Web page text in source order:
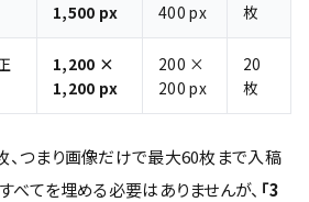
1,500 px
400 px
枚
1,200 ×
1,200 px
200 ×
200 px
20
枚
つまり画像だけで最大60枚まで入稿
べてを埋める必要はありませんが、 「3